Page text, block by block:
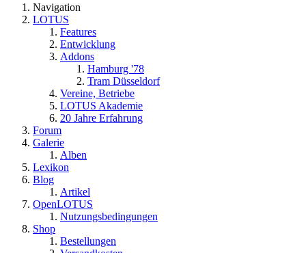
Navigation
LOTUS
Features
Entwicklung
Addons
Hamburg '78
Tram Düsseldorf
Vereine, Betriebe
LOTUS Akademie
20 Jahre Erfahrung
Forum
Galerie
Alben
Lexikon
Blog
Artikel
OpenLOTUS
Nutzungsbedingungen
Shop
Bestellungen